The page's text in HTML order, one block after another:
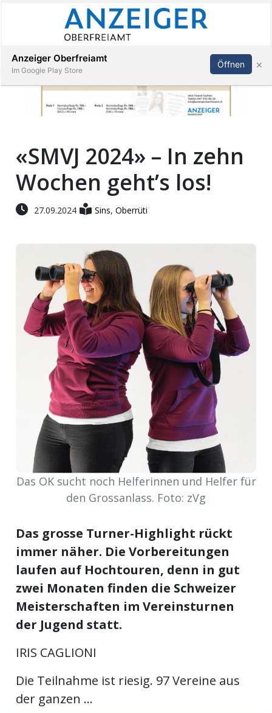
Veranstaltungen
Stellen
App
offizielle
Mitteilungen
Abonnieren Anmelden
«SMVJ 2024» – In zehn
Wochen geht’s los!
27.09.2024 Sins,Oberrüti
Das OK sucht noch Helferinnen und Helfer für
den Grossanlass. Foto: zVg
Das grosse Turner-Highlight rückt
immer näher. Die Vorbereitungen
laufen auf Hochtouren, denn in gut
zwei Monaten finden die Schweizer
Meisterschaften im Vereinsturnen
der Jugend statt.
IRIS CAGLIONI
Die Teilnahme ist riesig. 97 Vereine aus
der ganzen ...
Anzeiger Oberfreiamt
Im Google Play Store
Öffnen ×